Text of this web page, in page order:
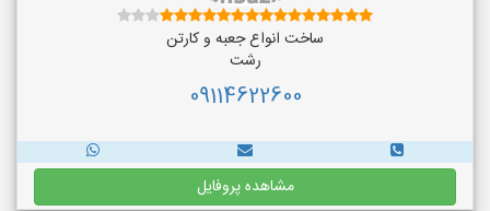
ساخت انواع جعبه و کارتن
رشت
09114622600
مشاهده پروفایل